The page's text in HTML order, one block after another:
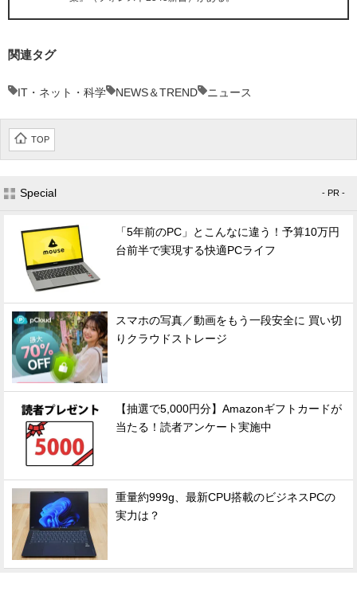
関連タグ
IT・ネット・科学 NEWS＆TREND ニュース
TOP
Special - PR -
「5年前のPC」とこんなに違う！予算10万円
台前半で実現する快適PCライフ
スマホの写真／動画をもう一段安全に 買い切
りクラウドストレージ
【抽選で5,000円分】Amazonギフトカードが
当たる！読者アンケート実施中
重量約999g、最新CPU搭載のビジネスPCの
実力は？